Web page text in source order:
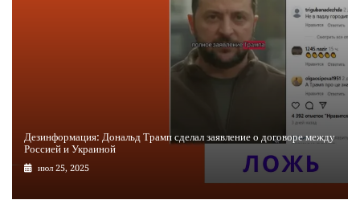
Дезинформация: Дональд Трамп сделал заявление о договоре между
Россией и Украиной
июл 25, 2025